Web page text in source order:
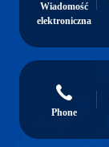
Wiadomość
elektroniczna
Phone